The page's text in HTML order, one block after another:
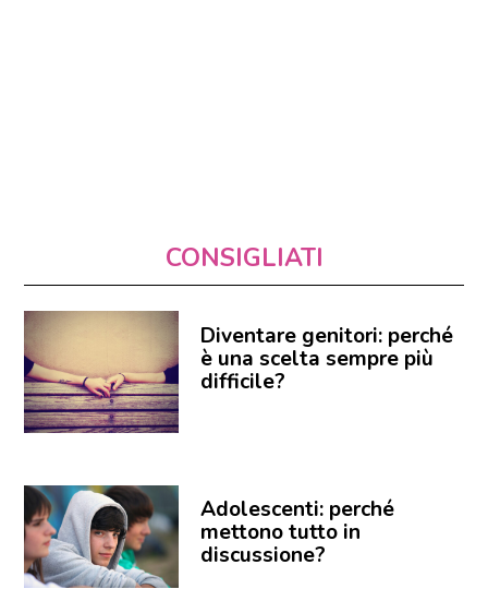
CONSIGLIATI
Diventare genitori: perché
è una scelta sempre più
difficile?
Adolescenti: perché
mettono tutto in
discussione?